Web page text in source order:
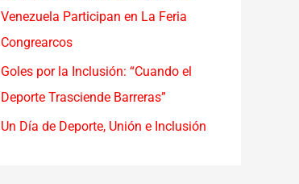
Venezuela Participan en La Feria
Congrearcos
Goles por la Inclusión: “Cuando el
Deporte Trasciende Barreras”
Un Día de Deporte, Unión e Inclusión